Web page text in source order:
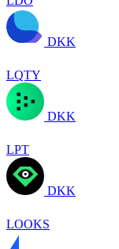
DKK
LQTY
DKK
LPT
DKK
LOOKS